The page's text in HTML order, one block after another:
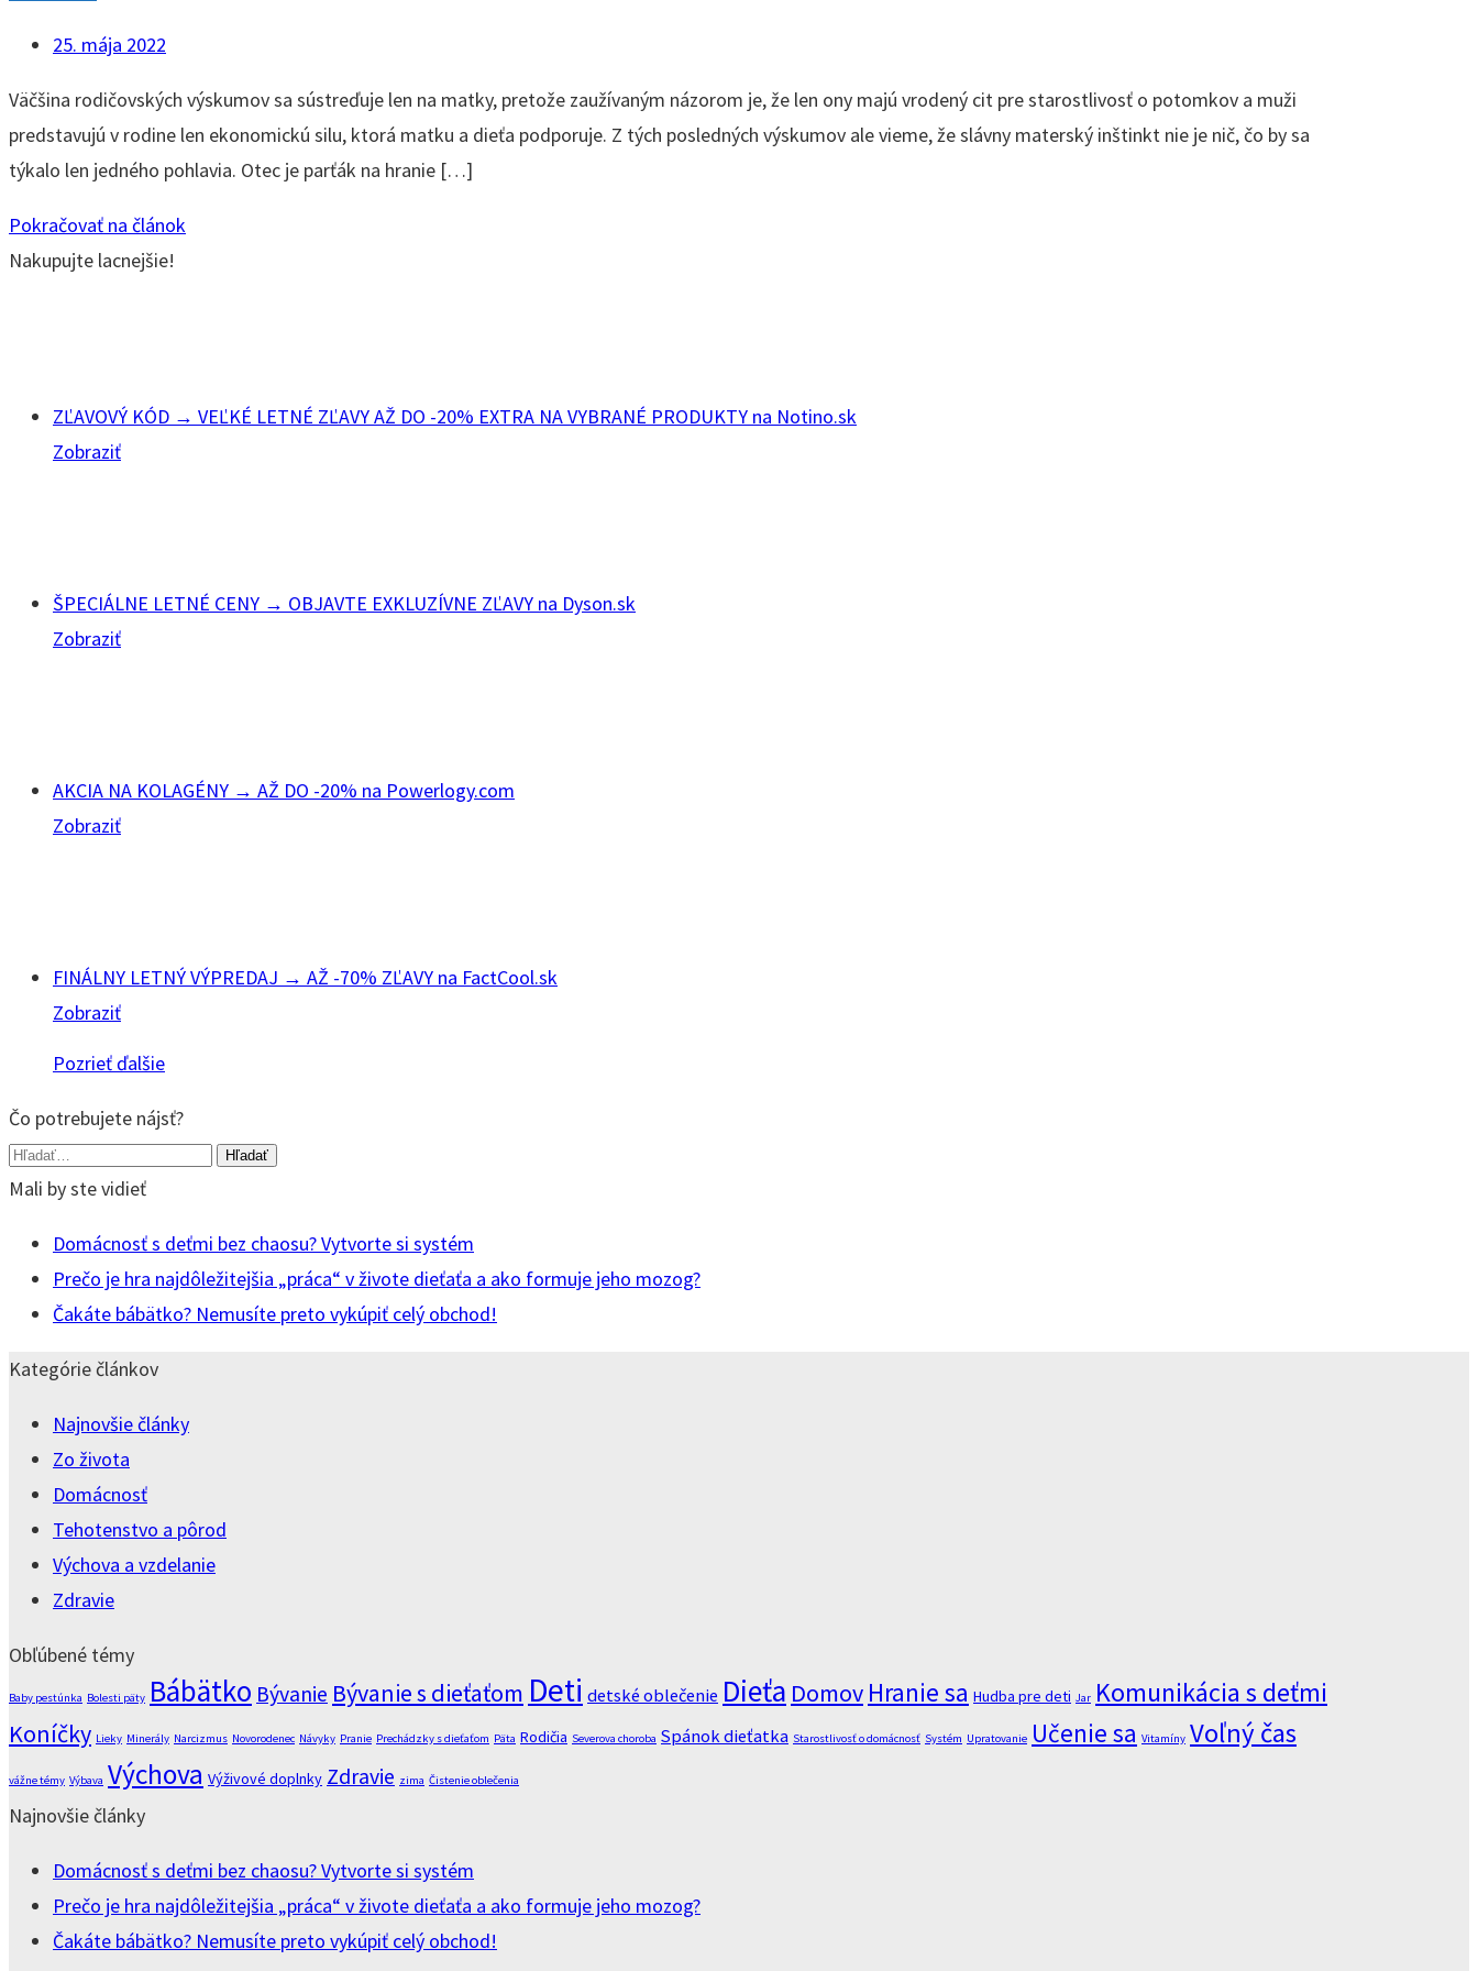
25. mája 2022
Väčšina rodičovských výskumov sa sústreďuje len na matky, pretože zaužívaným názorom je, že len ony majú vrodený cit pre starostlivosť o potomkov a muži
predstavujú v rodine len ekonomickú silu, ktorá matku a dieťa podporuje. Z tých posledných výskumov ale vieme, že slávny materský inštinkt nie je nič, čo by sa
týkalo len jedného pohlavia. Otec je parťák na hranie […]
Pokračovať na článok
Nakupujte lacnejšie!
ZĽAVOVÝ KÓD → VEĽKÉ LETNÉ ZĽAVY AŽ DO -20% EXTRA NA VYBRANÉ PRODUKTY na Notino.sk
Zobraziť
ŠPECIÁLNE LETNÉ CENY → OBJAVTE EXKLUZÍVNE ZĽAVY na Dyson.sk
Zobraziť
AKCIA NA KOLAGÉNY → AŽ DO -20% na Powerlogy.com
Zobraziť
FINÁLNY LETNÝ VÝPREDAJ → AŽ -70% ZĽAVY na FactCool.sk
Zobraziť
Pozrieť ďalšie
Čo potrebujete nájsť?
Vyhľadávanie
pre:
Mali by ste vidieť
Domácnosť s deťmi bez chaosu? Vytvorte si systém
Prečo je hra najdôležitejšia „práca“ v živote dieťaťa a ako formuje jeho mozog?
Čakáte bábätko? Nemusíte preto vykúpiť celý obchod!
Kategórie článkov
Najnovšie články
Zo života
Domácnosť
Tehotenstvo a pôrod
Výchova a vzdelanie
Zdravie
Obľúbené témy
Baby pestúnka Bolesti päty Bábätko Bývanie Bývanie s dieťaťom Deti detské oblečenie Dieťa Domov Hranie sa Hudba pre deti Jar Komunikácia s deťmi
Koníčky Lieky Minerály Narcizmus Novorodenec Návyky Pranie Prechádzky s dieťaťom Päta Rodičia Severova choroba Spánok dieťatka Starostlivosť o domácnosť Systém Upratovanie Učenie sa Vitamíny Voľný čas
vážne témy Výbava Výchova Výživové doplnky Zdravie zima Čistenie oblečenia
Najnovšie články
Domácnosť s deťmi bez chaosu? Vytvorte si systém
Prečo je hra najdôležitejšia „práca“ v živote dieťaťa a ako formuje jeho mozog?
Čakáte bábätko? Nemusíte preto vykúpiť celý obchod!